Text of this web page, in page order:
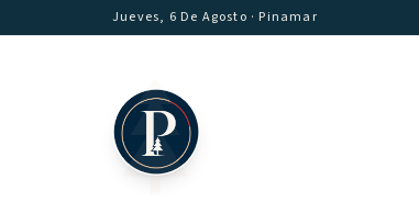
Saltar al contenidoJueves, 6 De Agosto · Pinamar